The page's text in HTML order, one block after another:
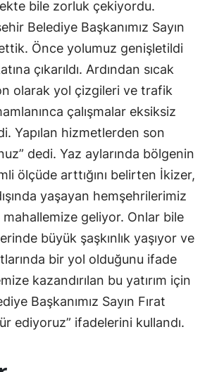
bile zorluk çekiyordu.
Belediye Başkanımız Sayın
Önce yolumuz genişletildi
çıkarıldı. Ardından sıcak
olarak yol çizgileri ve trafik
çalışmalar eksiksiz
Yapılan hizmetlerden son
dedi. Yaz aylarında bölgenin
ölçüde arttığını belirten İkizer,
yaşayan hemşehrilerimiz
geliyor. Onlar bile
büyük şaşkınlık yaşıyor ve
bir yol olduğunu ifade
kazandırılan bu yatırım için
Başkanımız Sayın Fırat
ediyoruz” ifadelerini kullandı.